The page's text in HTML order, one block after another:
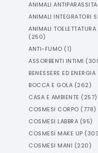
ANIMALI
ANIMALI INTEGRATORI
ANIMALI
(250)
ANTI-FUMO (1)
ASSORBENTI INTIMI (
BENESSERE ED ENERGIA
BOCCA E GOLA (262)
CASA E AMBIENTE (257)
COSMESI CORPO (778)
COSMESI LABBRA (95)
COSMESI MAKE UP (303
COSMESI MANI (220)